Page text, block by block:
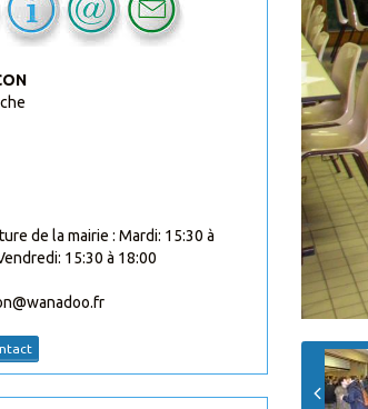
de la mairie : Mardi: 15:30 à
15:30 à 18:00